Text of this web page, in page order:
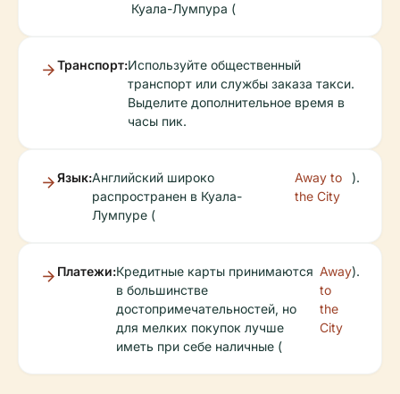
Куала-Лумпура (
Транспорт:Используйте общественный
транспорт или службы заказа такси.
Выделите дополнительное время в
часы пик.
Язык:Английский широко
распространен в Куала-
Лумпуре (
Away to
the City
).
Платежи:Кредитные карты принимаются
в большинстве
достопримечательностей, но
для мелких покупок лучше
иметь при себе наличные (
Away
to
the
City
).